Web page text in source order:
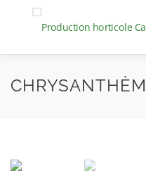
contenu
Recherche
de